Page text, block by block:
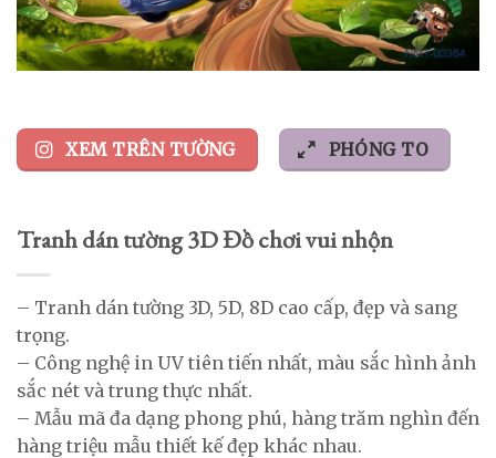
XEM TRÊN TƯỜNG PHÓNG TO
Tranh dán tường 3D Đồ chơi vui nhộn
– Tranh dán tường 3D, 5D, 8D cao cấp, đẹp và sang
trọng.
– Công nghệ in UV tiên tiến nhất, màu sắc hình ảnh
sắc nét và trung thực nhất.
– Mẫu mã đa dạng phong phú, hàng trăm nghìn đến
hàng triệu mẫu thiết kế đẹp khác nhau.